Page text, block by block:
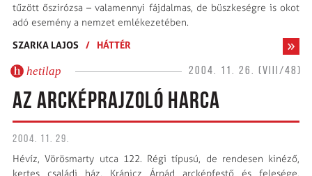
tűzött őszirózsa – valamennyi fájdalmas, de büszkeségre is okot
adó esemény a nemzet emlékezetében.
SZARKA LAJOS / HÁTTÉR
hetilap 2004. 11. 26. (VIII/48)
AZ ARCKÉPRAJZOLÓ HARCA
2004. 11. 29.
Hévíz, Vörösmarty utca 122. Régi típusú, de rendesen kinéző,
kertes családi ház, Kránicz Árpád arcképfestő és felesége,